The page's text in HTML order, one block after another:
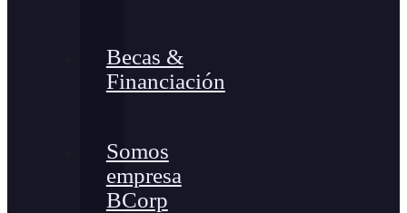
Becas &
Financiación
Somos
empresa
BCorp